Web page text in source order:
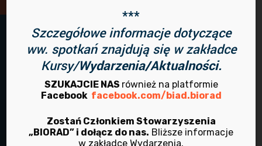
Adres:
***
Szczegółowe informacje dotyczące
ww. spotkań znajdują się w zakładce
Kursy/Wydarzenia/Aktualności.
SZUKAJCIE NAS również na platformie
Facebook facebook.com/biad.biorad
Zostań Członkiem Stowarzyszenia
„BIORAD” i dołącz do nas. Bliższe informacje
w zakładce Wydarzenia.